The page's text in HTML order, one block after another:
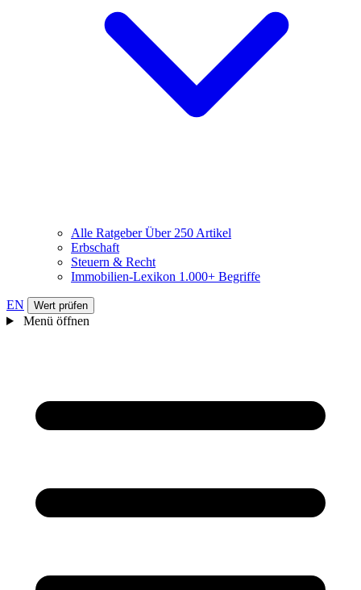
Alle RatgeberÜber 250 Artikel
Erbschaft
Steuern & Recht
Immobilien-Lexikon 1.000+ Begriffe
EN Wert prüfen
Menü öffnen